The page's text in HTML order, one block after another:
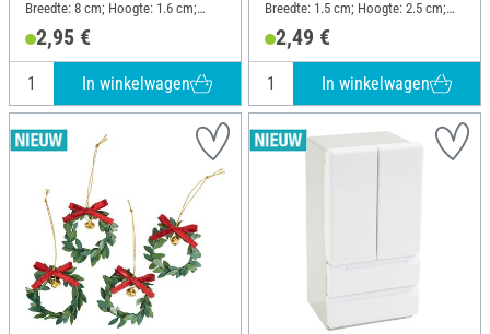
Breedte: 8 cm; Hoogte: 1.6 cm;
2,95 €
In winkelwagen
Breedte: 1.5 cm; Hoogte: 2.5 cm;
2,49 €
In winkelwagen